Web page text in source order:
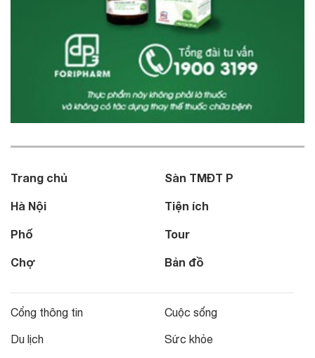
Trang chủ
Hà Nội
Phố
Chợ
Sàn TMĐT P
Tiện ích
Tour
Bản đồ
Cổng thông tin
Du lịch
Cuộc sống
Sức khỏe